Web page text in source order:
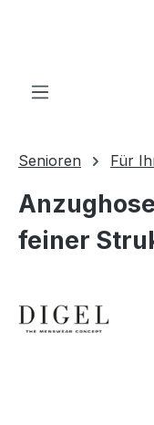
Senioren Für
feiner
Bildergalerie